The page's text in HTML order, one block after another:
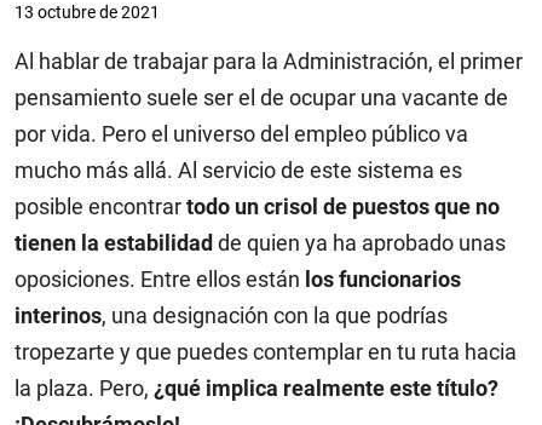
13 octubre de 2021
Al hablar de trabajar para la Administración, el primer
pensamiento suele ser el de ocupar una vacante de
por vida. Pero el universo del empleo público va
mucho más allá. Al servicio de este sistema es
posible encontrartodo un crisol de puestos que no
tienen la estabilidadde quien ya ha aprobado unas
oposiciones. Entre ellos están los funcionarios
interinos, una designación con la que podrías
tropezarte y que puedes contemplar en tu ruta hacia
la plaza. Pero, ¿qué implica realmente este título?